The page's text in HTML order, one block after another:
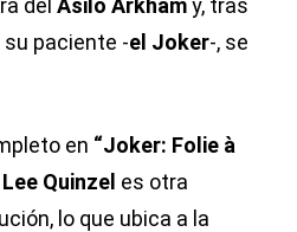
paciente -el Joker-, se
en “Joker: Folie à
Lee Quinzel es otra
lo que ubica a la